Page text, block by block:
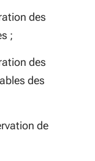
des
;
des
des
de